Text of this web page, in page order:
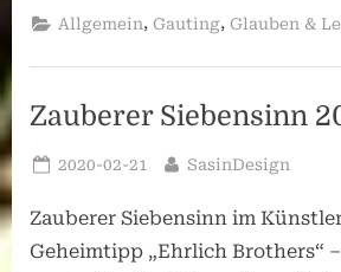
Allgemein, Gauting, Glauben &
Zauberer Siebensinn
Posted
2020-02-21 By
SasinDesign
Zauberer Siebensinn im
Geheimtipp „Ehrlich Brothers“